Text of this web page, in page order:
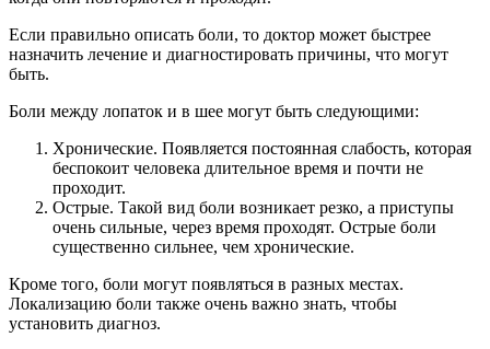
Если правильно описать боли, то доктор может быстрее
назначить лечение и диагностировать причины, что могут
быть.
Боли между лопаток и в шее могут быть следующими:
Хронические. Появляется постоянная слабость, которая
беспокоит человека длительное время и почти не
проходит.
Острые. Такой вид боли возникает резко, а приступы
очень сильные, через время проходят. Острые боли
существенно сильнее, чем хронические.
Кроме того, боли могут появляться в разных местах.
Локализацию боли также очень важно знать, чтобы
установить диагноз.